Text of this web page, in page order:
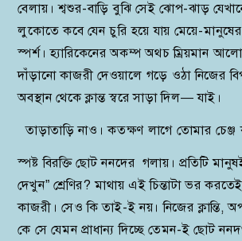
বেলায়। শ্বশুর-বাড়ি বুঝি সেই ঝোপ-ঝাড়
লুকোতে কবে যেন চুরি হয়ে যায় মেয়ে-
স্পর্শ। হ্যারিকেনের অকম্প অথচ ম্রিয়মান
দাঁড়ানো কাজরী দেওয়ালে গড়ে ওঠা নিজের
অবস্থান থেকে ক্লান্ত স্বরে সাড়া দিল— যাই।
তাড়াতাড়ি নাও। কতক্ষণ লাগে তোমার
স্পষ্ট বিরক্তি ছোট ননদের গলায়। প্রতিটি
দেখুন” শ্রেণির? মাথায় এই চিন্তাটা ভর
কাজরী। সেও কি তাই-ই নয়। নিজের ক্লান্তি,
কে সে যেমন প্রাধান্য দিচ্ছে তেমন-ই ছোট